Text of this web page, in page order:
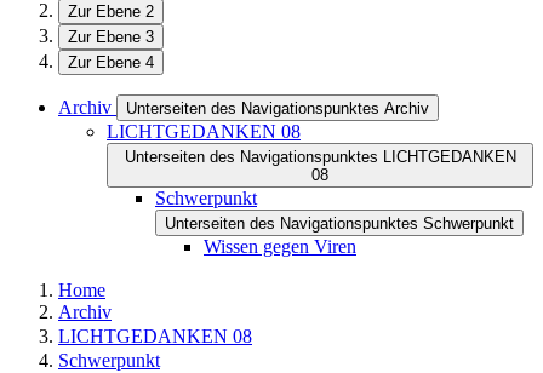
Zur Ebene 2
Zur Ebene 3
Zur Ebene 4
Archiv Unterseiten des Navigationspunktes Archiv
LICHTGEDANKEN 08
Unterseiten des Navigationspunktes LICHTGEDANKEN
08
Schwerpunkt
Unterseiten des Navigationspunktes Schwerpunkt
Wissen gegen Viren
Home
Archiv
LICHTGEDANKEN 08
Schwerpunkt